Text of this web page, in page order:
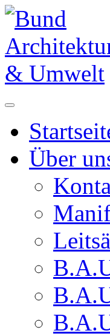
Über